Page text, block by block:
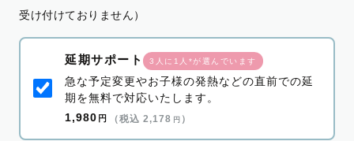
受け付けておりません）
延期サポート 3人に1人*が選んでいます
急な予定変更やお子様の発熱などの直前での延
期を無料で対応いたします。
1,980 円 （税込 2,178 円 ）